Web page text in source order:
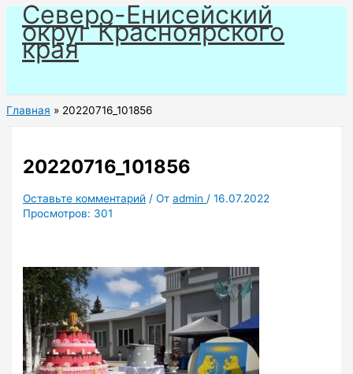
Перейти
содержимому
Северо-Енисейский
округ Красноярского
края
Главная 20220716_101856
20220716_101856
Оставьте комментарий / Отadmin /16.07.2022
Просмотров: 301